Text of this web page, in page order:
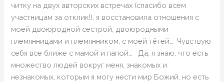
читку на двух авторских встречах (спасибо всем
участницам за отклик!), я восстановила отношения с
моей двоюродной сестрой, двоюродными
племянницами и племянником, с моей тётей… Чувствую
себя все ближе с мамой и папой… Да, я знаю, что есть
множество людей вокруг меня, знакомых и
незнакомых, которым я могу нести мир Божий, но есть